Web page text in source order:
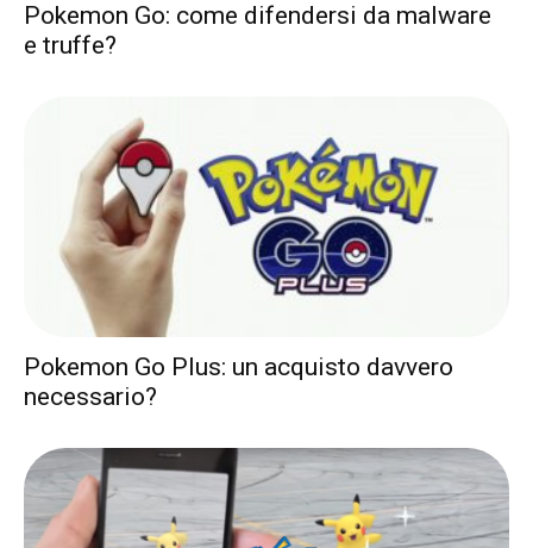
Pokemon Go: come difendersi da malware
e truffe?
Pokemon Go Plus: un acquisto davvero
necessario?